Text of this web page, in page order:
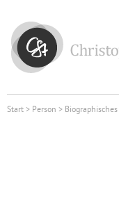
Start> Person > Biographisches